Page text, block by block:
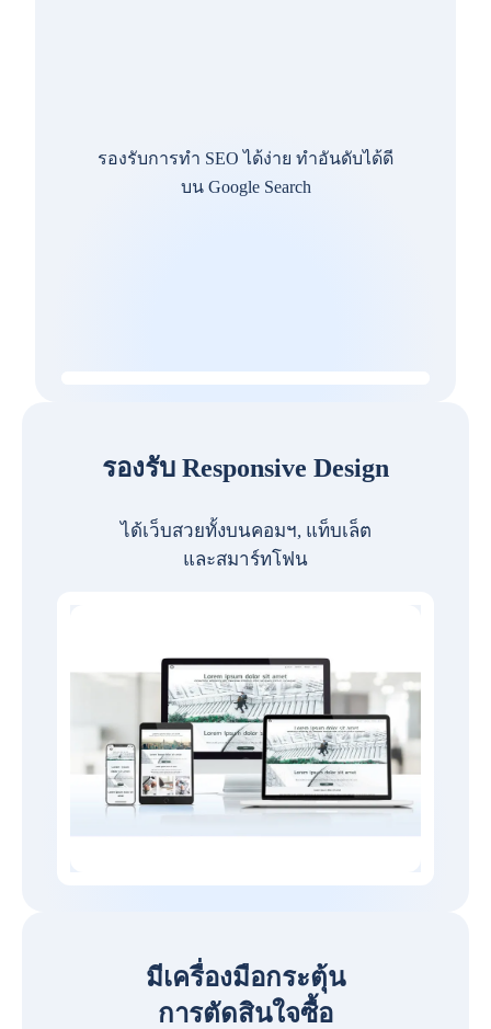
รองรับการทำ SEO ได้ง่าย ทำอันดับได้ดี
บน Google Search
รองรับ Responsive Design
ได้เว็บสวยทั้งบนคอมฯ, แท็บเล็ต
และสมาร์ทโฟน
มีเครื่องมือกระตุ้น
การตัดสินใจซื้อ